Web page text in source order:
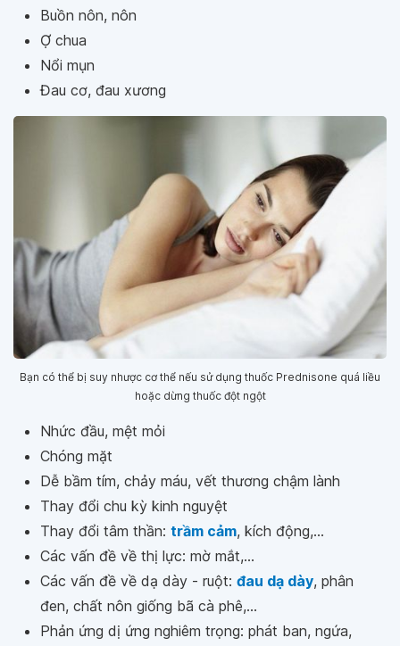
Buồn nôn, nôn
Ợ chua
Nổi mụn
Đau cơ, đau xương
Bạn có thể bị suy nhược cơ thể nếu sử dụng thuốc Prednisone quá liều
hoặc dừng thuốc đột ngột
Nhức đầu, mệt mỏi
Chóng mặt
Dễ bầm tím, chảy máu, vết thương chậm lành
Thay đổi chu kỳ kinh nguyệt
Thay đổi tâm thần: trầm cảm, kích động,...
Các vấn đề về thị lực: mờ mắt,...
Các vấn đề về dạ dày - ruột: đau dạ dày, phân
đen, chất nôn giống bã cà phê,...
Phản ứng dị ứng nghiêm trọng: phát ban, ngứa,